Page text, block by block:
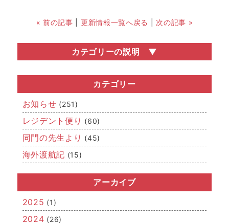
« 前の記事 更新情報一覧へ戻る 次の記事 »
カテゴリーの説明
医局説明会・勧誘会などの医局行事の情報や、関連学会
の開催情報など、いろいろなお知らせを掲載していま
す。
レジデント便り
どこまでが「若手」なのかはさだかではありませんが、
若手医師（レジデント）からの近況報告です。
同門の先生より
海外渡航記
海外留学報告や国際学会への参加・発表、IAEAを始めと
した国際的な活動など、「世界的」な空気をお届けしま
カテゴリー
お知らせ (251)
レジデント便り (60)
同門の先生より (45)
海外渡航記 (15)
アーカイブ
2025 (1)
2024 (26)